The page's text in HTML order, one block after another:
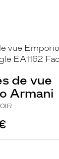
de vue
Armani